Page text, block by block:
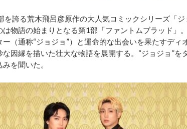
誇る荒木飛呂彦原作の大人気コミックシリーズ「
物語の始まりとなる第1部「ファントムブラッド」
（通称“ジョジョ”）と運命的な出会いを果たすディ
因縁を描いた壮大な物語を展開する。“ジョジョ”を
を聞いた。